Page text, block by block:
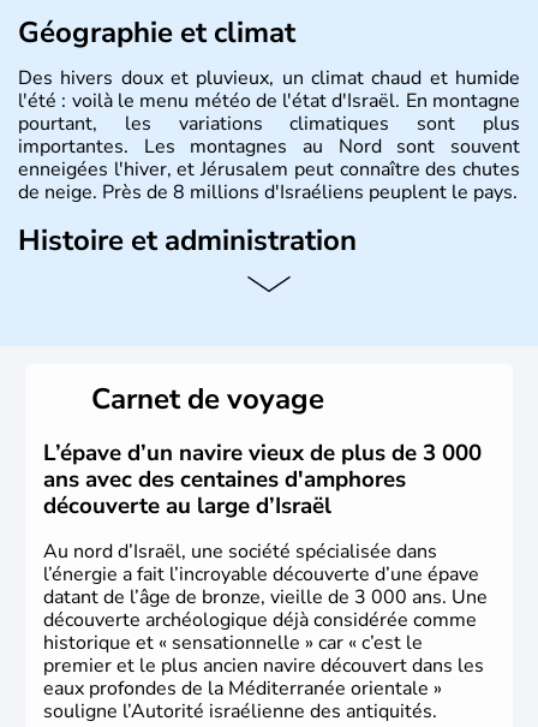
Géographie et climat
Des hivers doux et pluvieux, un climat chaud et humide
l'été : voilà le menu météo de l'état d'Israël. En montagne
pourtant, les variations climatiques sont plus
importantes. Les montagnes au Nord sont souvent
enneigées l'hiver, et Jérusalem peut connaître des chutes
de neige. Près de 8 millions d'Israéliens peuplent le pays.
Histoire et administration
L'Israël est un état de la partie est de la Méditerranée,
vrai essor économique dans le domaine des nouvelles
Carnet de voyage
L’épave d’un navire vieux de plus de 3 000
ans avec des centaines d'amphores
découverte au large d’Israël
Au nord d’Israël, une société spécialisée dans
l’énergie a fait l’incroyable découverte d’une épave
datant de l’âge de bronze, vieille de 3 000 ans. Une
découverte archéologique déjà considérée comme
historique et « sensationnelle » car « c’est le
premier et le plus ancien navire découvert dans les
eaux profondes de la Méditerranée orientale »
souligne l’Autorité israélienne des antiquités.